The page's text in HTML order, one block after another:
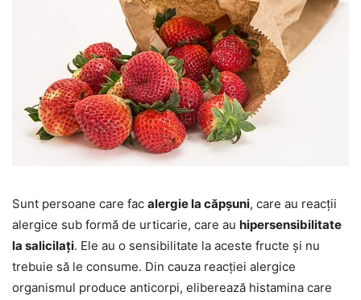
Sunt persoane care fac alergie la căpșuni, care au reacții
alergice sub formă de urticarie, care au hipersensibilitate
la salicilați. Ele au o sensibilitate la aceste fructe și nu
trebuie să le consume. Din cauza reacției alergice
organismul produce anticorpi, eliberează histamina care